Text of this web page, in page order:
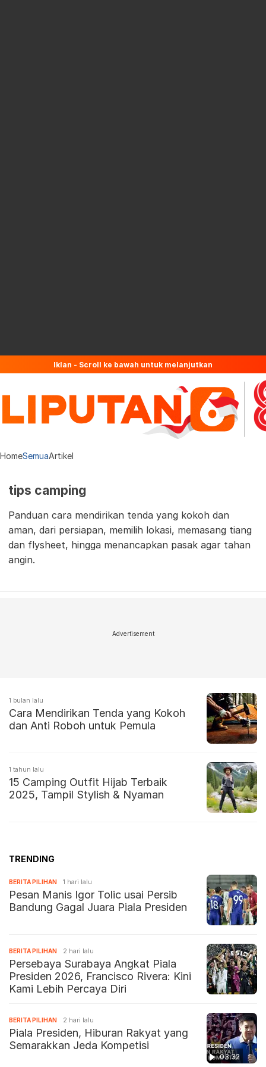
Iklan - Scroll ke bawah untuk melanjutkan
HomeSemuaArtikel
tips camping
Panduan cara mendirikan tenda yang kokoh dan
aman, dari persiapan, memilih lokasi, memasang tiang
dan flysheet, hingga menancapkan pasak agar tahan
angin.
Advertisement
1 bulan lalu
Cara Mendirikan Tenda yang Kokoh
dan Anti Roboh untuk Pemula
1 tahun lalu
15 Camping Outfit Hijab Terbaik
2025, Tampil Stylish & Nyaman
TRENDING
BERITA PILIHAN 1 hari lalu
Pesan Manis Igor Tolic usai Persib
Bandung Gagal Juara Piala Presiden
BERITA PILIHAN 2 hari lalu
Persebaya Surabaya Angkat Piala
Presiden 2026, Francisco Rivera: Kini
Kami Lebih Percaya Diri
03:32
BERITA PILIHAN 2 hari lalu
Piala Presiden, Hiburan Rakyat yang
Semarakkan Jeda Kompetisi